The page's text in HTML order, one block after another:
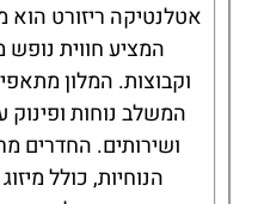
אטלנטיקה ריזורט הוא
המציע חווית
וקבוצות. המלון
המשלב נוחות
ושירותים. החדרים
הנוחיות, כולל מיזוג